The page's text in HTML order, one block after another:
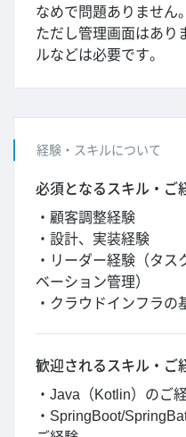
なめで問題ありません。
ただし管理画面はあり
ルなどは必要です。
経験・スキルについて
必須となるスキル・ご
・顧客調整経験
・設計、実装経験
・リーダー経験（タ
ベーション管理）
・クラウドインフラの
歓迎されるスキル・ご
・Java（Kotlin）のご
・SpringBoot/